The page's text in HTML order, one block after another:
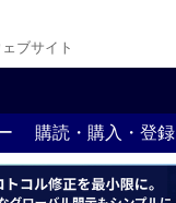
ブサイト
購読・購入・登録